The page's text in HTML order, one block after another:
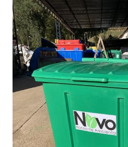
COMPRA DE PAPELÃO PARA RECICLAGEM
DESCARACTERIZAÇÃO DE MATERIAIS
DESCARACTERIZAÇÃO DE PRODUTOS
DESCARACTERIZAÇÃO DE RESÍDUOS
DESCARTE DE RESÍDUOS ELETRÔNICOS
DESCARTE DE RESÍDUOS EM SP
DESCARTE DE RESIDUOS INDUSTRIAIS
DESCARTE DE RESÍDUOS PARA EMPRESAS
DESCARTE DE RESÍDUOS PERIGOSOS